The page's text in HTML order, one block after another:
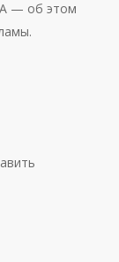
— об этом